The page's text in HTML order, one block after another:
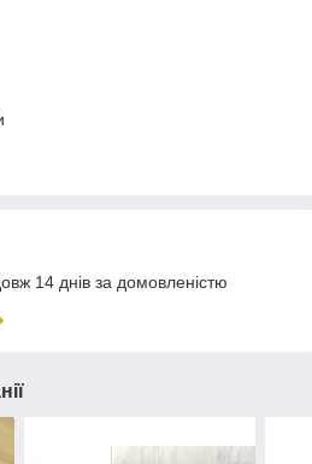
14 днів за домовленістю